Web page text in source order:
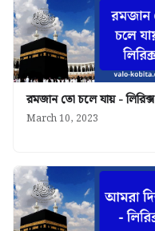
রমজান তো চলে যায় - লিরিক্স
March 10, 2023